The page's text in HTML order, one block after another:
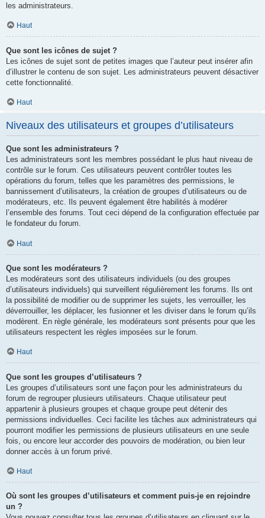
les administrateurs.
Haut
Que sont les icônes de sujet ?
Les icônes de sujet sont de petites images que l’auteur peut insérer afin
d’illustrer le contenu de son sujet. Les administrateurs peuvent désactiver
cette fonctionnalité.
Haut
Niveaux des utilisateurs et groupes d’utilisateurs
Que sont les administrateurs ?
Les administrateurs sont les membres possédant le plus haut niveau de
contrôle sur le forum. Ces utilisateurs peuvent contrôler toutes les
opérations du forum, telles que les paramètres des permissions, le
bannissement d’utilisateurs, la création de groupes d’utilisateurs ou de
modérateurs, etc. Ils peuvent également être habilités à modérer
l’ensemble des forums. Tout ceci dépend de la configuration effectuée par
le fondateur du forum.
Haut
Que sont les modérateurs ?
Les modérateurs sont des utilisateurs individuels (ou des groupes
d’utilisateurs individuels) qui surveillent régulièrement les forums. Ils ont
la possibilité de modifier ou de supprimer les sujets, les verrouiller, les
déverrouiller, les déplacer, les fusionner et les diviser dans le forum qu’ils
modèrent. En règle générale, les modérateurs sont présents pour que les
utilisateurs respectent les règles imposées sur le forum.
Haut
Que sont les groupes d’utilisateurs ?
Les groupes d’utilisateurs sont une façon pour les administrateurs du
forum de regrouper plusieurs utilisateurs. Chaque utilisateur peut
appartenir à plusieurs groupes et chaque groupe peut détenir des
permissions individuelles. Ceci facilite les tâches aux administrateurs qui
pourront modifier les permissions de plusieurs utilisateurs en une seule
fois, ou encore leur accorder des pouvoirs de modération, ou bien leur
donner accès à un forum privé.
Haut
Où sont les groupes d’utilisateurs et comment puis-je en rejoindre
un ?